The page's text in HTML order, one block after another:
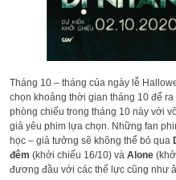
Tháng 10 – tháng của ngày lễ
chọn khoảng thời gian tháng 10 để
phòng chiếu trong tháng 10 này với
giả yêu phim lựa chọn. Những fan
học – giả tưởng sẽ không thể bỏ qua
đêm (khởi chiếu 16/10) vàAlone
đương đầu với các thế lực cũng như